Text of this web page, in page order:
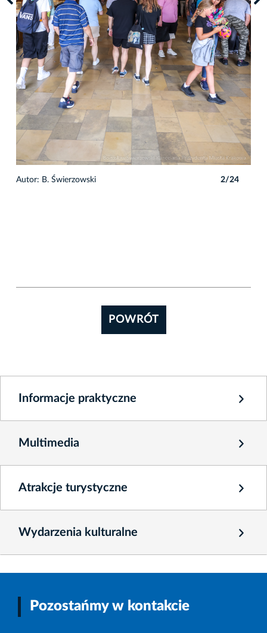
Autor: B. Świerzowski 2/24
POWRÓT
Informacje praktyczne
Multimedia
Atrakcje turystyczne
Wydarzenia kulturalne
Pozostańmy w kontakcie